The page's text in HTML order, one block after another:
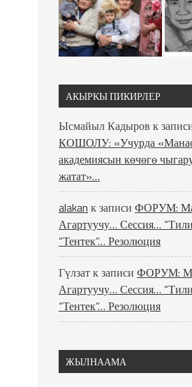
АКЫРКЫ ПИКИРЛЕР
Ысмайыл Кадыров к
КОШОЛУ: «Учурда
академиясын көчөгө
жатат»…
alakan к записи ФОРУМ:
Агартуучу… Сессия…
“Тентек”… Резолюция
Гүлзатк записи ФОРУМ:
Агартуучу… Сессия…
“Тентек”… Резолюция
ЖЫЛНААМА